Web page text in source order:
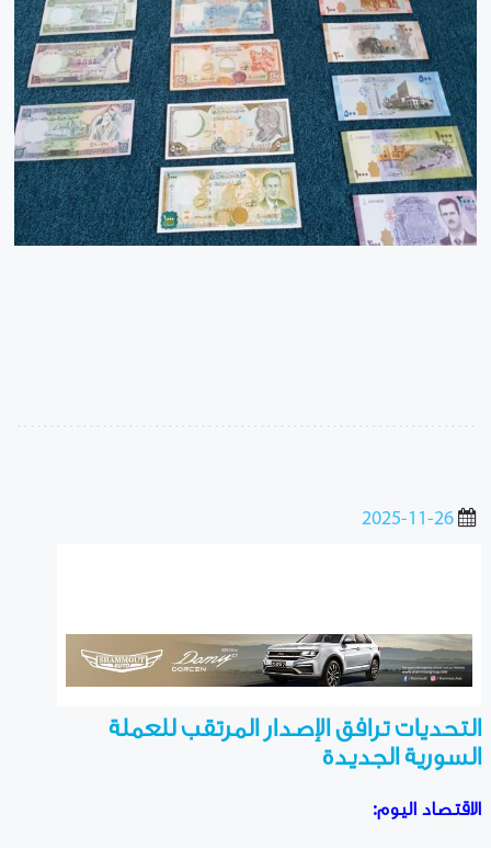
2025-11-26
التحديات ترافق الإصدار المرتقب للعملة
السورية الجديدة
الاقتصاد اليوم: